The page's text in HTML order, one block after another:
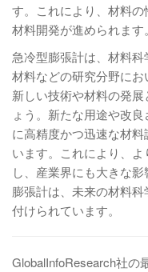
す。これにより、材料
材料開発が進められます。
急冷型膨張計は、材料
材料などの研究分野に
新しい技術や材料の発
ょう。新たな用途や改
に高精度かつ迅速な材
います。これにより、
し、産業界にも大きな
膨張計は、未来の材料
付けられています。
GlobalInfoResearch社の